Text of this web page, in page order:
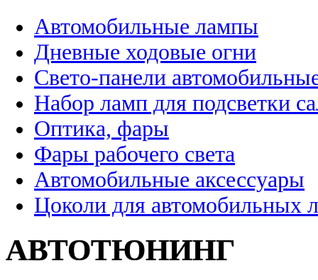
Автомобильные лампы
Дневные ходовые огни
Свето-панели
Набор ламп для подсветки
Оптика, фары
Фары рабочего света
Автомобильные аксессуары
Цоколи для автомобильных
АВТОТЮНИНГ